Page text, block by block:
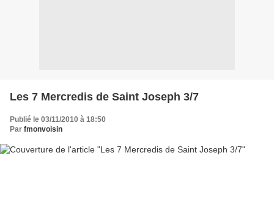
Les 7 Mercredis de Saint Joseph 3/7
Publié le 03/11/2010 à 18:50
Par fmonvoisin